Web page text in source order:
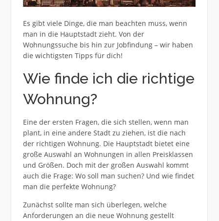
Es gibt viele Dinge, die man beachten muss, wenn
man in die Hauptstadt zieht. Von der
Wohnungssuche bis hin zur Jobfindung – wir haben
die wichtigsten Tipps für dich!
Wie finde ich die richtige
Wohnung?
Eine der ersten Fragen, die sich stellen, wenn man
plant, in eine andere Stadt zu ziehen, ist die nach
der richtigen Wohnung. Die Hauptstadt bietet eine
große Auswahl an Wohnungen in allen Preisklassen
und Größen. Doch mit der großen Auswahl kommt
auch die Frage: Wo soll man suchen? Und wie findet
man die perfekte Wohnung?
Zunächst sollte man sich überlegen, welche
Anforderungen an die neue Wohnung gestellt